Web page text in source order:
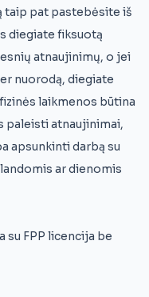
taip pat pastebėsite iš
diegiate fiksuotą
atnaujinimų, o jei
nuorodą, diegiate
laikmenos būtina
paleisti atnaujinimai,
apsunkinti darbą su
ar dienomis
su FPP licencija be